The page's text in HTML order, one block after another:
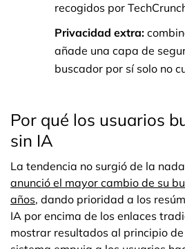
recogidos por
Privacidad extra:
añade una capa de
buscador por sí solo no
Por qué los usuarios
sin IA
La tendencia no surgió de la
anunció el mayor cambio de su
años, dando prioridad a los
IA por encima de los enlaces
mostrar resultados al principio